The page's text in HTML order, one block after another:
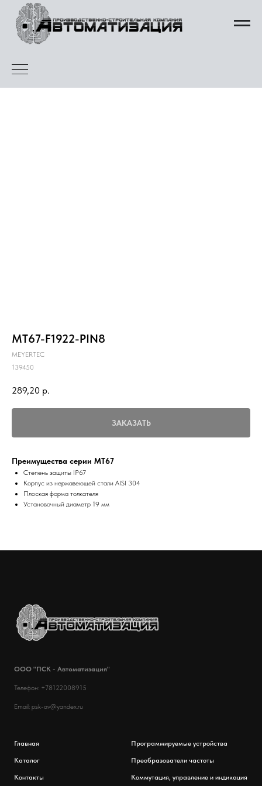
MT67-F1922-PIN8
MEYERTEC
139450
289,20 р.
ЗАКАЗАТЬ
Преимущества серии MT67
Степень защиты IP67
Корпус из нержавеющей стали AISI 304
Плоская форма толкателя
Установочный диаметр 19 мм
ООО "ПСК - Автоматизация"
Телефон: +78122008915
Email: psk-av@yandex.ru
Главная
Каталог
Контакты
Программируемые устройства
Преобразователи частоты
Коммутация, управление и индикация